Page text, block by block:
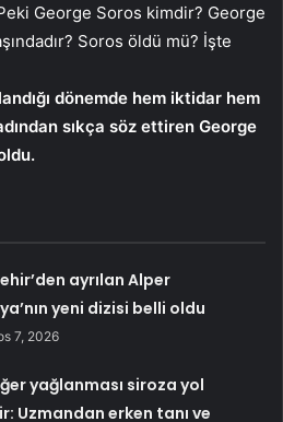
George Soros kimdir? George
Soros öldü mü? İşte
dönemde hem iktidar hem
sıkça söz ettiren George
ayrılan Alper
yeni dizisi belli oldu
7, 2026
yağlanması siroza yol
Uzmandan erken tanı ve